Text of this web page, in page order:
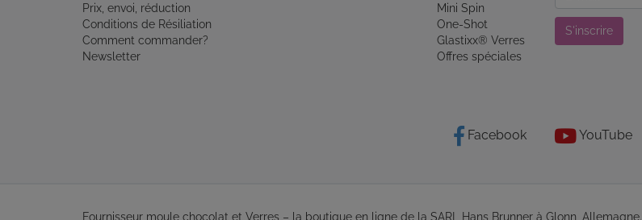
Prix, envoi, réduction
Conditions de Résiliation
Comment commander?
Newsletter
Mini Spin
One-Shot
Glastixx® Verres
Offres spéciales
S'inscrire
Facebook YouTube
Fournisseur moule chocolat et Verres – la boutique en ligne de la SARL Hans Brunner à Glonn, Allemagne.